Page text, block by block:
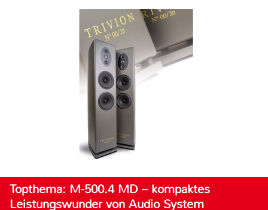
Topthema: M-500.4 MD – kompaktes
Leistungswunder von Audio System